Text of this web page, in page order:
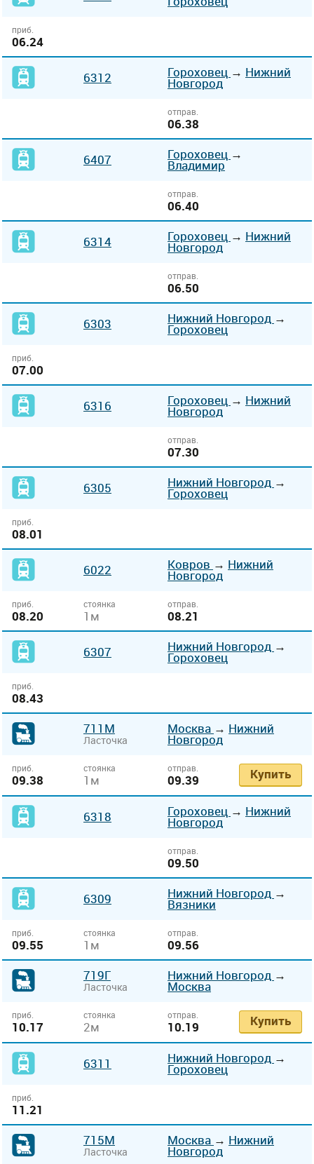
приб.
06.24
6312 Гороховец → Нижний
Новгород
отправ.
06.38
6407 Гороховец →
Владимир
отправ.
06.40
6314 Гороховец → Нижний
Новгород
отправ.
06.50
6303 Нижний Новгород →
Гороховец
приб.
07.00
6316 Гороховец → Нижний
Новгород
отправ.
07.30
6305 Нижний Новгород →
Гороховец
приб.
08.01
6022 Ковров → Нижний
Новгород
приб.
08.20
стоянка
1м
отправ.
08.21
6307 Нижний Новгород →
Гороховец
приб.
08.43
711М
Ласточка
Москва → Нижний
Новгород
приб.
09.38
стоянка
1м
отправ.
09.39 Купить
6318 Гороховец → Нижний
Новгород
отправ.
09.50
6309 Нижний Новгород →
Вязники
приб.
09.55
стоянка
1м
отправ.
09.56
719Г
Ласточка
Нижний Новгород →
Москва
приб.
10.17
стоянка
2м
отправ.
10.19 Купить
6311 Нижний Новгород →
Гороховец
приб.
11.21
715М
Ласточка
Москва → Нижний
Новгород